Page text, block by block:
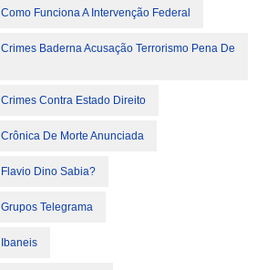
Funciona A Intervenção Federal
Baderna Acusação Terrorismo Pena De
Contra Estado Direito
De Morte Anunciada
Dino Sabia?
Telegrama